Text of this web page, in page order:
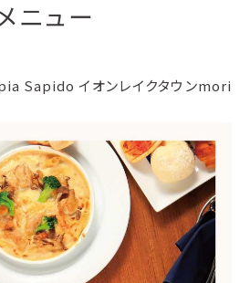
ニュー
Sapido イオンレイクタウンmori